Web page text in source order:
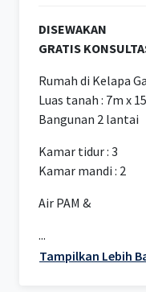
DISEWAKAN
GRATIS
Rumah di Kelapa
Luas tanah : 7m x
Bangunan 2 lantai
Kamar tidur : 3
Kamar mandi : 2
Air PAM &
...
Tampilkan Lebih